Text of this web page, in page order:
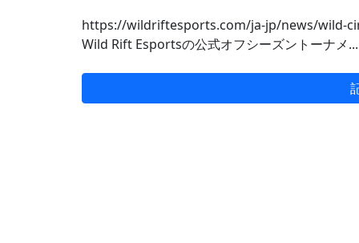
https://wildriftesports.com/ja-jp/news/wild-
Wild Rift Esportsの公式オフシーズントーナメ...